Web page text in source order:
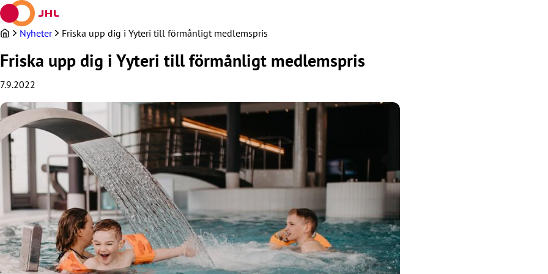
Hoppa
till
innehållet
Nyheter Friska upp dig i Yyteri till förmånligt medlemspris
Friska upp dig i Yyteri till förmånligt medlemspris
7.9.2022